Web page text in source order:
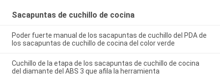
Sacapuntas de cuchillo de cocina
Poder fuerte manual de los sacapuntas de cuchillo del PDA de
los sacapuntas de cuchillo de cocina del color verde
Cuchillo de la etapa de los sacapuntas de cuchillo de cocina
del diamante del ABS 3 que afila la herramienta